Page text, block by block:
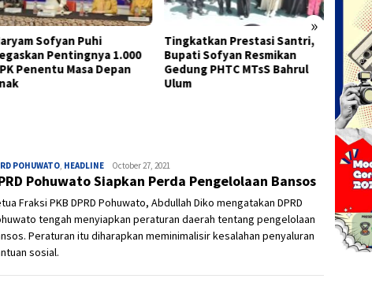
»
Sofyan Puhi
Pentingnya 1.000
Penentu Masa Depan
Tingkatkan Prestasi Santri,
Bupati Sofyan Resmikan
Gedung PHTC MTsS Bahrul
Ulum
Kota
dan
POHUWATO HEADLINE Ivan
October 27, 2021
Pohuwato Siapkan Perda Pengelolaan Bansos
Fraksi PKB DPRD Pohuwato, Abdullah Diko mengatakan DPRD
tengah menyiapkan peraturan daerah tentang pengelolaan
Peraturan itu diharapkan meminimalisir kesalahan penyaluran
sosial.